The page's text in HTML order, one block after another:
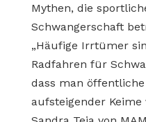
Mythen, die
Schwangerschaft
„Häufige Irrtümer
Radfahren für
dass man
aufsteigender Keime